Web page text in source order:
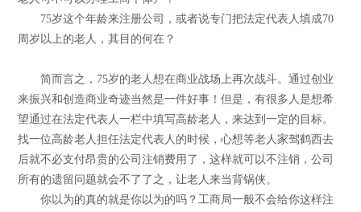
75岁这个年龄来注册公司，或者说专门把法定代表人填成70
周岁以上的老人，其目的何在？
简而言之，75岁的老人想在商业战场上再次战斗。通过创业
来振兴和创造商业奇迹当然是一件好事！但是，有很多人是想希
望通过在法定代表人一栏中填写高龄老人，来达到一定的目标。
找一位高龄老人担任法定代表人的时候，心想等老人家驾鹤西去
后就不必支付昂贵的公司注销费用了，这样就可以不注销，公司
所有的遗留问题就会不了了之，让老人来当背锅侠。
你以为的真的就是你以为的吗？工商局一般不会给你这样注